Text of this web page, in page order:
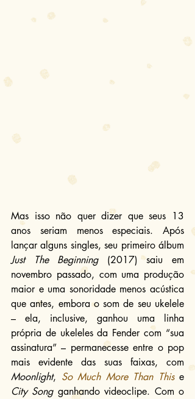
Mas isso não quer dizer que seus 13
anos seriam menos especiais. Após
Just The Beginning (2017) saiu em
novembro passado, com uma produção
maior e uma sonoridade menos acústica
que antes, embora o som de seu ukelele
– ela, inclusive, ganhou uma linha
própria de ukeleles da Fender com “sua
assinatura” – permanecesse entre o pop
Moonlight, So Much More Than This
City Song ganhando videoclipe. Com o